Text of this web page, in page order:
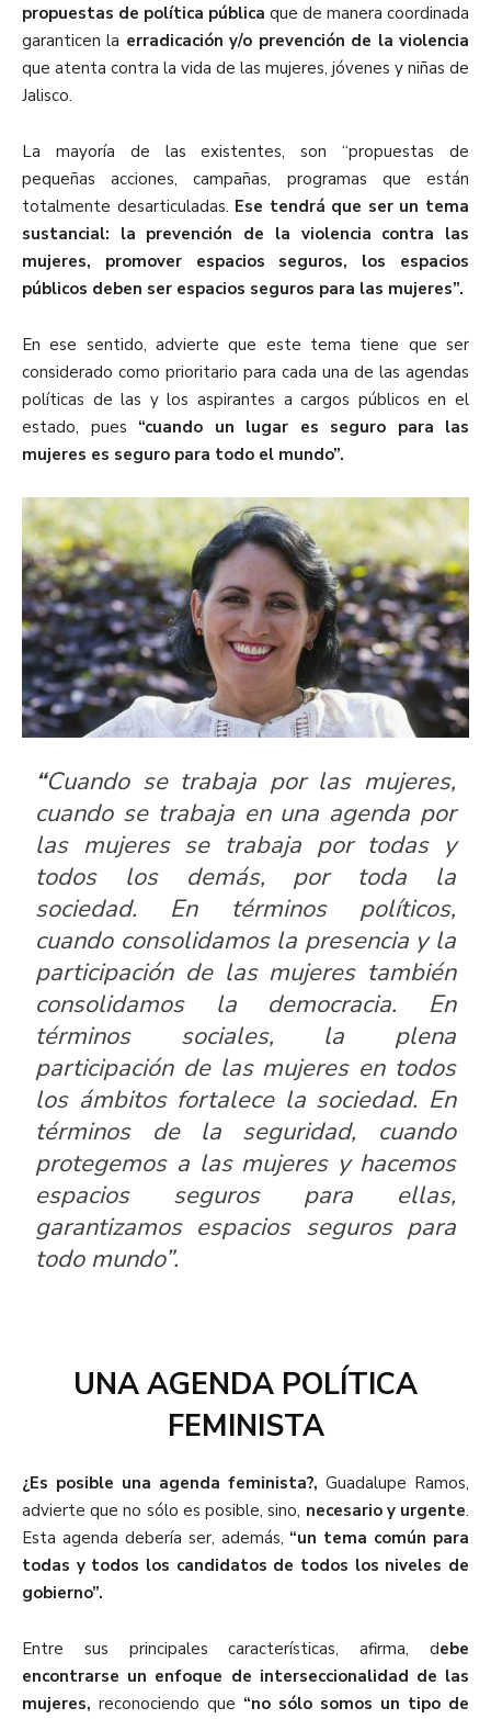
propuestas de política pública que de manera coordinada
garanticen la erradicación y/o prevención de la violencia
que atenta contra la vida de las mujeres, jóvenes y niñas de
Jalisco.
La mayoría de las existentes, son “propuestas de
pequeñas acciones, campañas, programas que están
totalmente desarticuladas. Ese tendrá que ser un tema
sustancial: la prevención de la violencia contra las
mujeres, promover espacios seguros, los espacios
públicos deben ser espacios seguros para las mujeres”.
En ese sentido, advierte que este tema tiene que ser
considerado como prioritario para cada una de las agendas
políticas de las y los aspirantes a cargos públicos en el
estado, pues “cuando un lugar es seguro para las
mujeres es seguro para todo el mundo”.
“Cuando se trabaja por las mujeres,
cuando se trabaja en una agenda por
las mujeres se trabaja por todas y
todos los demás, por toda la
sociedad. En términos políticos,
cuando consolidamos la presencia y la
participación de las mujeres también
consolidamos la democracia. En
términos sociales, la plena
participación de las mujeres en todos
los ámbitos fortalece la sociedad. En
términos de la seguridad, cuando
protegemos a las mujeres y hacemos
espacios seguros para ellas,
garantizamos espacios seguros para
todo mundo”.
UNA AGENDA POLÍTICA
FEMINISTA
¿Es posible una agenda feminista?, Guadalupe Ramos,
advierte que no sólo es posible, sino, necesario y urgente.
Esta agenda debería ser, además, “un tema común para
todas y todos los candidatos de todos los niveles de
gobierno”.
Entre sus principales características, afirma, debe
encontrarse un enfoque de interseccionalidad de las
mujeres, reconociendo que “no sólo somos un tipo de